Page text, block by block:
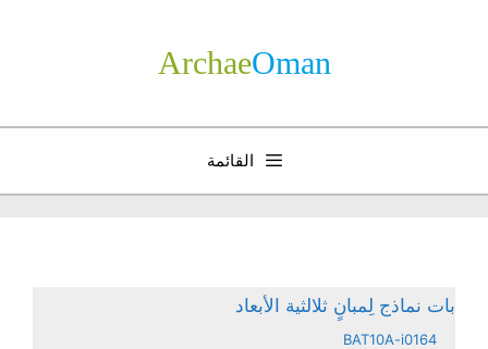
Archae­Oman
القائمة
بات نماذج لِمبانٍ ثلالثية الأبعاد
BAT10A-i0164